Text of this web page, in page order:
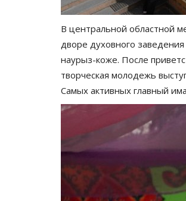
В центральной областной
дворе духовного
наурыз-коже. После
творческая молодежь
Самых активных главный
Мероприятие пройдет